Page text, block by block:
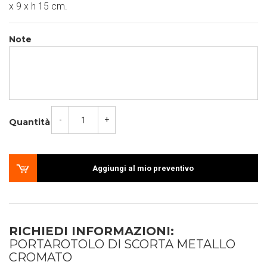
x 9 x h 15 cm.
Note
Quantità - +
Aggiungi al mio preventivo
RICHIEDI INFORMAZIONI:
PORTAROTOLO DI SCORTA METALLO
CROMATO